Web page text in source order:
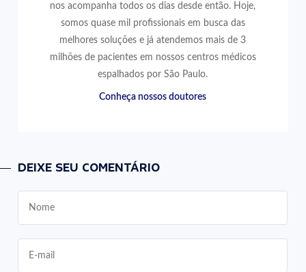
nos acompanha todos os dias desde então. Hoje,
somos quase mil profissionais em busca das
melhores soluções e já atendemos mais de 3
milhões de pacientes em nossos centros médicos
espalhados por São Paulo.
Conheça nossos doutores
DEIXE SEU COMENTÁRIO